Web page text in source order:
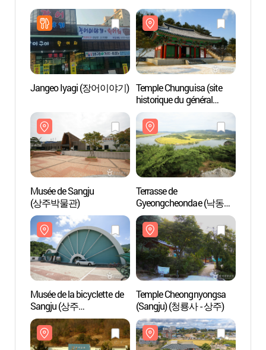
Jangeo Iyagi (장어이야기) Temple Chunguisa (site
historique du général
Jeong Gi-ryong) (충의사
(정기룡장군 유적지))
Musée de Sangju
(상주박물관)
Terrasse de
Gyeongcheondae (낙동강
경천대)
Musée de la bicyclette de
Sangju (상주
자전거박물관)
Temple Cheongnyongsa
(Sangju) (청룡사 - 상주)